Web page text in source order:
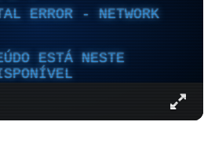
ERROR - NETWORK
ESTÁ NESTE